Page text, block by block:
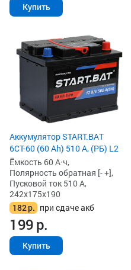
Купить
Аккумулятор START.BAT
6СТ-60 (60 Ah) 510 А, (РБ) L2
Ёмкость 60 А·ч,
Полярность обратная [- +],
Пусковой ток 510 А,
242x175x190
182р. при сдаче акб
199р.
Купить